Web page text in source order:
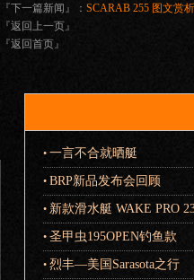
『下一篇新闻』： SCARAB 255 图文赏
『返回上一页』
『返回首页』
• 一言不合就晒艇
• BRP新品发布会回顾
• 新款滑水艇 WAKE PRO
• 圣甲虫195OPEN钓鱼款
• 烈丰—美国Sarasota之行